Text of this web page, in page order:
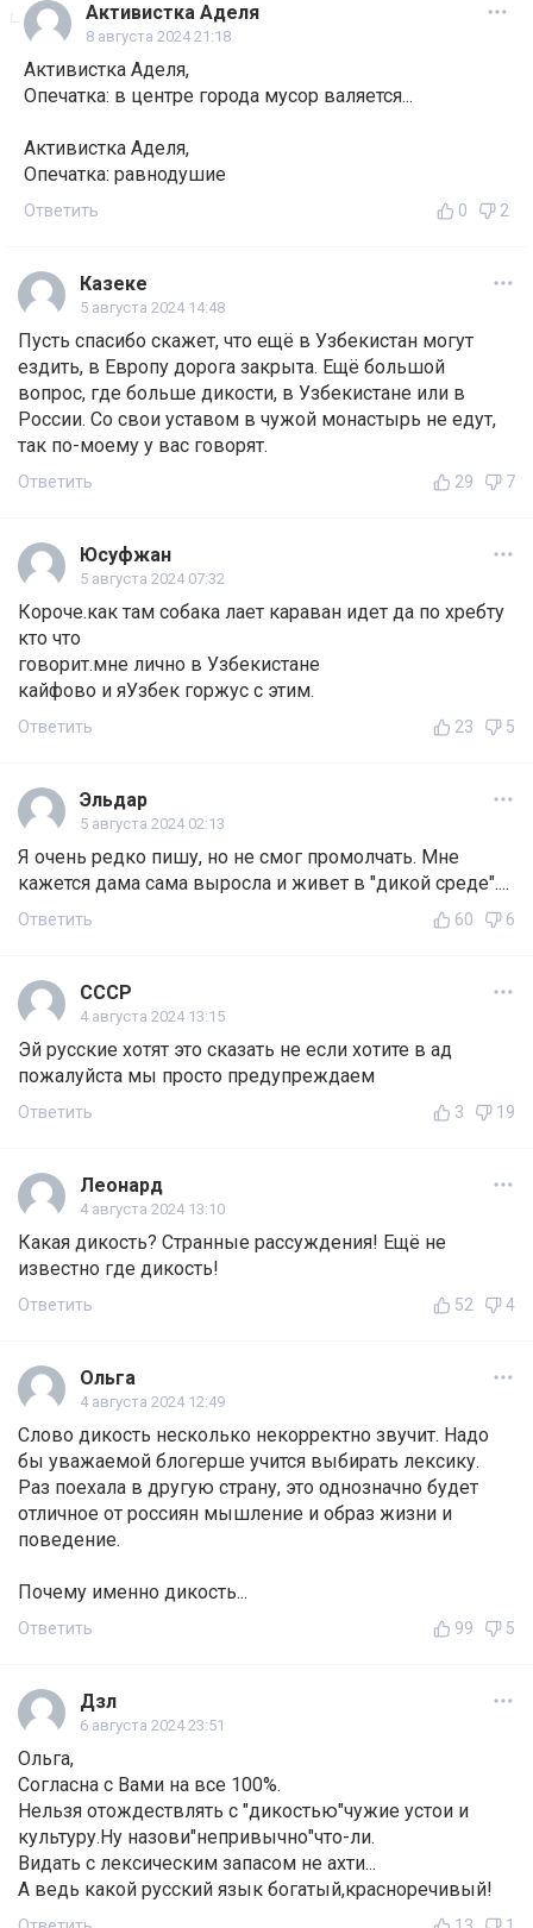
Активистка Аделя
8 августа 2024 21:18
Активистка Аделя,
Опечатка: в центре города мусор валяется...
Активистка Аделя,
Опечатка: равнодушие
Ответить 0 2
Казеке
5 августа 2024 14:48
Пусть спасибо скажет, что ещё в Узбекистан могут
ездить, в Европу дорога закрыта. Ещё большой
вопрос, где больше дикости, в Узбекистане или в
России. Со свои уставом в чужой монастырь не едут,
так по-моему у вас говорят.
Ответить 29 7
Юсуфжан
5 августа 2024 07:32
Короче.как там собака лает караван идет да по хребту
кто что
говорит.мне лично в Узбекистане
кайфово и яУзбек горжус с этим.
Ответить 23 5
Эльдар
5 августа 2024 02:13
Я очень редко пишу, но не смог промолчать. Мне
кажется дама сама выросла и живет в "дикой среде"....
Ответить 60 6
СССР
4 августа 2024 13:15
Эй русские хотят это сказать не если хотите в ад
пожалуйста мы просто предупреждаем
Ответить 3 19
Леонард
4 августа 2024 13:10
Какая дикость? Странные рассуждения! Ещё не
известно где дикость!
Ответить 52 4
Ольга
4 августа 2024 12:49
Слово дикость несколько некорректно звучит. Надо
бы уважаемой блогерше учится выбирать лексику.
Раз поехала в другую страну, это однозначно будет
отличное от россиян мышление и образ жизни и
поведение.
Почему именно дикость...
Ответить 99 5
Дзл
6 августа 2024 23:51
Ольга,
Согласна с Вами на все 100%.
Нельзя отождествлять с "дикостью"чужие устои и
культуру.Ну назови"непривычно"что-ли.
Видать с лексическим запасом не ахти...
А ведь какой русский язык богатый,красноречивый!